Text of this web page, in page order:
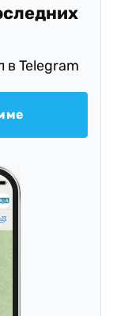
в Telegram